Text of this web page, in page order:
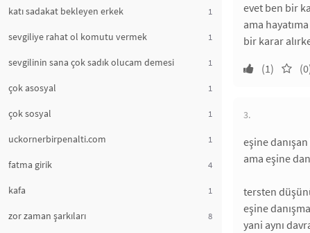
katı sadakat bekleyen erkek 1
sevgiliye rahat ol komutu vermek 1
sevgilinin sana çok sadık olucam demesi 1
çok asosyal 1
çok sosyal 1
uckornerbirpenalti.com 1
fatma girik 4
kafa 1
zor zaman şarkıları 8
evet ben bir
ama
bir karar
(1)
3.
eşine
ama eşine
tersten
eşine
yani aynı